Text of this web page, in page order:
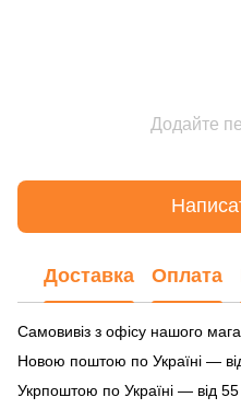
Додайте
Доставка Оплата
Самовивіз з офісу нашого
Новою поштою по Україні —
Укрпоштою по Україні — від 55